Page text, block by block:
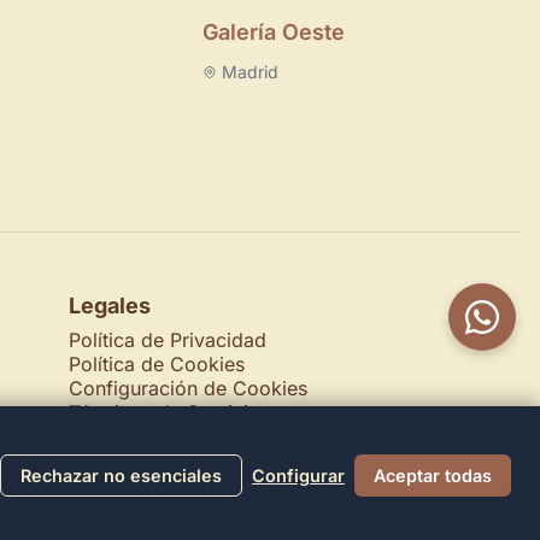
Galería Oeste
Madrid
Legales
Política de Privacidad
Política de Cookies
Configuración de Cookies
Términos de Servicio
Rechazar no esenciales Configurar Aceptar todas